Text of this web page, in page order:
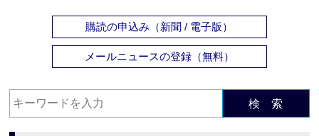
購読の申込み（新聞 / 電子版）
メールニュースの登録（無料）
検 索